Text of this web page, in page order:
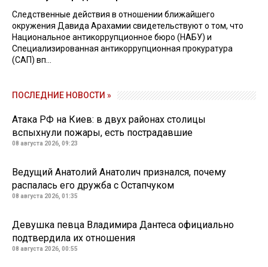
Следственные действия в отношении ближайшего
окружения Давида Арахамии свидетельствуют о том, что
Национальное антикоррупционное бюро (НАБУ) и
Специализированная антикоррупционная прокуратура
(САП) вп...
ПОСЛЕДНИЕ НОВОСТИ »
Атака РФ на Киев: в двух районах столицы
вспыхнули пожары, есть пострадавшие
08 августа 2026, 09:23
Ведущий Анатолий Анатолич признался, почему
распалась его дружба с Остапчуком
08 августа 2026, 01:35
Девушка певца Владимира Дантеса официально
подтвердила их отношения
08 августа 2026, 00:55